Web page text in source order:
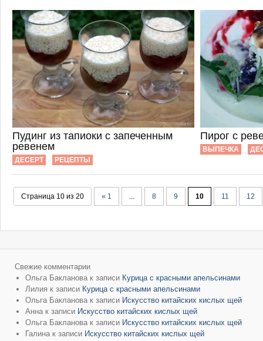
Пудинг из тапиоки с запеченным
ревенем
ДЕСЕРТ РЕЦЕПТЫ
Пирог с
ВЫПЕЧКА
Страница 10 из 20 « 1 ... 8 9 10 11 12
Свежие комментарии
Ольга Бакланова к записи Курица с красными апельсинами
Лилия к записи Курица с красными апельсинами
Ольга Бакланова к записи Искусство китайских кислых щей
Анна к записи Искусство китайских кислых щей
Ольга Бакланова к записи Искусство китайских кислых щей
Галина к записи Искусство китайских кислых щей